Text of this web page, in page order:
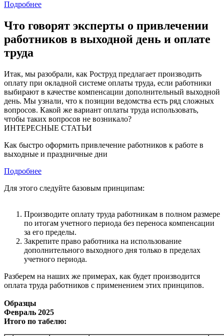
Подробнее
Что говорят эксперты о привлечении
работников в выходной день и оплате
труда
Итак, мы разобрали, как Роструд предлагает производить
оплату при окладной системе оплаты труда, если работники
выбирают в качестве компенсации дополнительный выходной
день. Мы узнали, что к позиции ведомства есть ряд сложных
вопросов. Какой же вариант оплаты труда использовать,
чтобы таких вопросов не возникало?
ИНТЕРЕСНЫЕ СТАТЬИ
Как быстро оформить привлечение работников к работе в
выходные и праздничные дни
Подробнее
Для этого следуйте базовым принципам:
Производите оплату труда работникам в полном размере
по итогам учетного периода без переноса компенсации
за его пределы.
Закрепите право работника на использование
дополнительного выходного дня только в пределах
учетного периода.
Разберем на наших же примерах, как будет производится
оплата труда работников с применением этих принципов.
Образцы
Февраль 2025
Итого по табелю: